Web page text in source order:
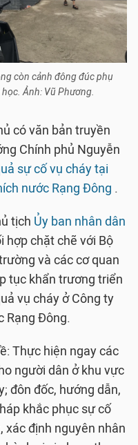
còn cảnh đông đúc phụ
Ảnh: Vũ Phương.
có văn bản truyền
Chính phủ Nguyễn
sự cố vụ cháy tại
nước Rạng Đông .
tịch Ủy ban nhân dân
hợp chặt chẽ với Bộ
và các cơ quan
tục khẩn trương triển
vụ cháy ở Công ty
Rạng Đông.
Thực hiện ngay các
người dân ở khu vực
đôn đốc, hướng dẫn,
khắc phục sự cố
xác định nguyên nhân